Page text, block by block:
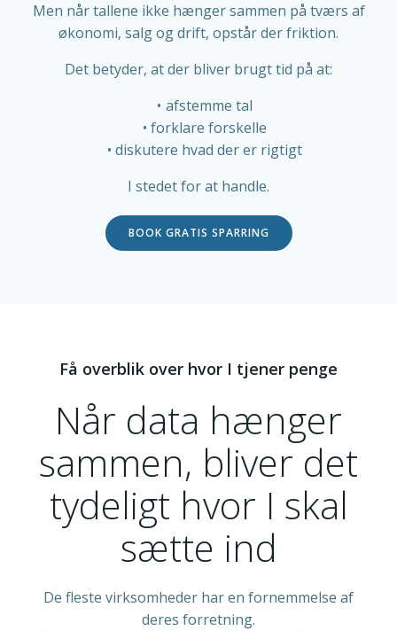
Men når tallene ikke hænger sammen på tværs af
økonomi, salg og drift, opstår der friktion.
Det betyder, at der bliver brugt tid på at:
afstemme tal
forklare forskelle
diskutere hvad der er rigtigt
I stedet for at handle.
BOOK GRATIS SPARRING
Få overblik over hvor I tjener penge
Når data hænger
sammen, bliver det
tydeligt hvor I skal
sætte ind
De fleste virksomheder har en fornemmelse af
deres forretning.